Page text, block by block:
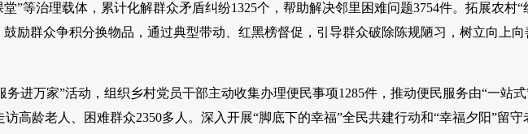
”等治理载体，累计化解群众矛盾纠纷1325个，帮助解决邻里困难问题3754件。拓展农村“
励群众争积分换物品，通过典型带动、红黑榜督促，引导群众破除陈规陋习，树立向上向
务进万家”活动，组织乡村党员干部主动收集办理便民事项1285件，推动便民服务由“一站式
高龄老人、困难群众2350多人。深入开展“脚底下的幸福”全民共建行动和“幸福夕阳”留守